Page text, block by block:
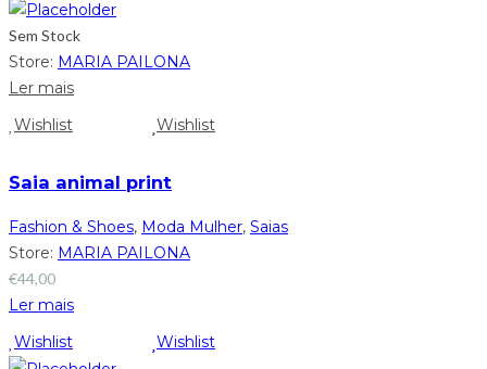
Sem Stock
Store: MARIA PAILONA
Ler mais
Wishlist
Wishlist
Saia animal print
Fashion & Shoes, Moda Mulher, Saias
Store: MARIA PAILONA
€44,00
Ler mais
Wishlist
Wishlist